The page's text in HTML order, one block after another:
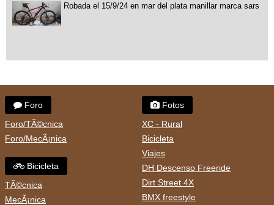
Robada el 15/9/24 en mar del plata manillar marca sars
Foro
Foro/TÃ©cnica
Foro/MecÃ¡nica
Bicicleta
TÃ©cnica
MecÃ¡nica
Fotos
XC - Rural
Bicicleta
Viajes
DH Descenso Freeride
Dirt Street 4X
BMX freestyle